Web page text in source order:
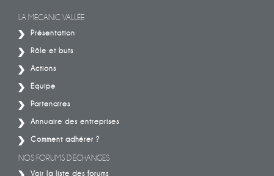
LA MECANIC VALLÉE
Présentation
Rôle et buts
Actions
Equipe
Partenaires
Annuaire des entreprises
Comment adhérer ?
NOS FORUMS D’ÉCHANGES
Voir la liste des forums